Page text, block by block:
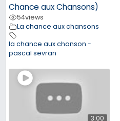
Chance aux Chansons)
54views
La chance aux chansons
la chance aux chanson -
pascal sevran
3:00